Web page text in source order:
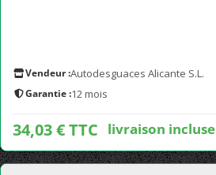
Vendeur :Autodesguaces Alicante S.L.
Garantie :12 mois
34,03 € TTC livraison incluse